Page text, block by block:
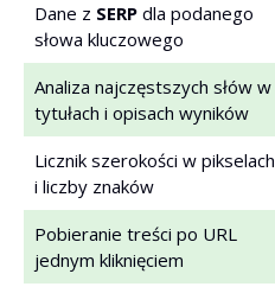
Dane z SERP dla podanego
słowa kluczowego
Analiza najczęstszych słów w
tytułach i opisach wyników
Licznik szerokości w pikselach
i liczby znaków
Pobieranie treści po URL
jednym kliknięciem